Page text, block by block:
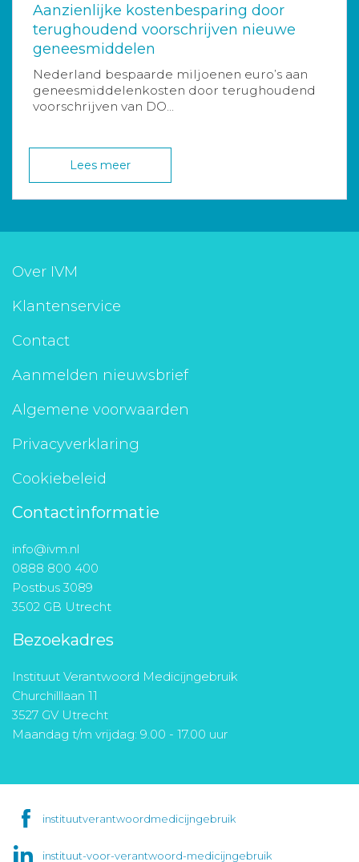
Aanzienlijke kostenbesparing door
terughoudend voorschrijven nieuwe
geneesmiddelen
Nederland bespaarde miljoenen euro’s aan
geneesmiddelenkosten door terughoudend
voorschrijven van DO...
Lees meer
Over IVM
Klantenservice
Contact
Aanmelden nieuwsbrief
Algemene voorwaarden
Privacyverklaring
Cookiebeleid
Contactinformatie
info@ivm.nl
0888 800 400
Postbus 3089
3502 GB Utrecht
Bezoekadres
Instituut Verantwoord Medicijngebruik
Churchilllaan 11
3527 GV Utrecht
Maandag t/m vrijdag: 9.00 - 17.00 uur
instituutverantwoordmedicijngebruik
instituut-voor-verantwoord-medicijngebruik